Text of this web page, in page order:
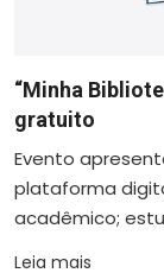
“Minha
gratuito
Evento
plataforma
acadêmico;
Leia mais